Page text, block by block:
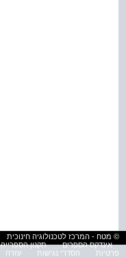
© מטח - המרכז לטכנולוגיה חינוכית
אינדקס הספרים
תקנון הספרייה
פרטיות
הסדרי נגישות עזרה